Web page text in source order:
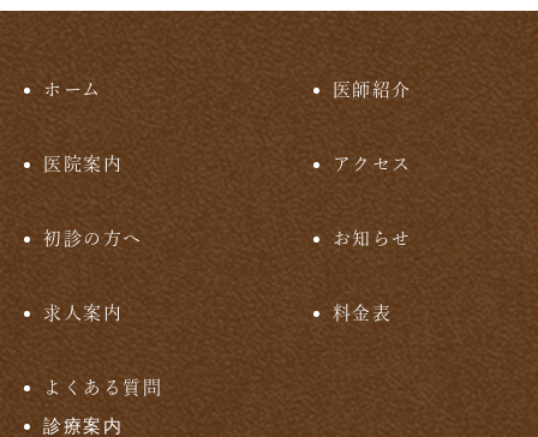
ホーム 医師紹介
医院案内 アクセス
初診の方へ お知らせ
求人案内 料金表
よくある質問
診療案内